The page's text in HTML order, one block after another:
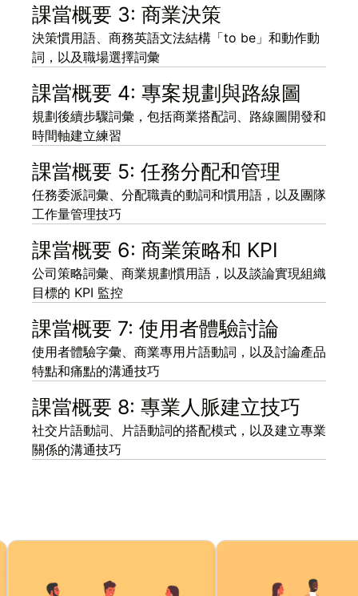
課當概要 3: 商業決策
決策慣用語、商務英語文法結構「to be」和動作動
詞，以及職場選擇詞彙
課當概要 4: 專案規劃與路線圖
規劃後續步驟詞彙，包括商業搭配詞、路線圖開發和
時間軸建立練習
課當概要 5: 任務分配和管理
任務委派詞彙、分配職責的動詞和慣用語，以及團隊
工作量管理技巧
課當概要 6: 商業策略和 KPI
公司策略詞彙、商業規劃慣用語，以及談論實現組織
目標的 KPI 監控
課當概要 7: 使用者體驗討論
使用者體驗字彙、商業專用片語動詞，以及討論產品
特點和痛點的溝通技巧
課當概要 8: 專業人脈建立技巧
社交片語動詞、片語動詞的搭配模式，以及建立專業
關係的溝通技巧